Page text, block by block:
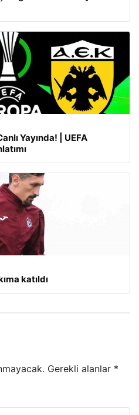
Yayında! | UEFA
katıldı
Gerekli alanlar *